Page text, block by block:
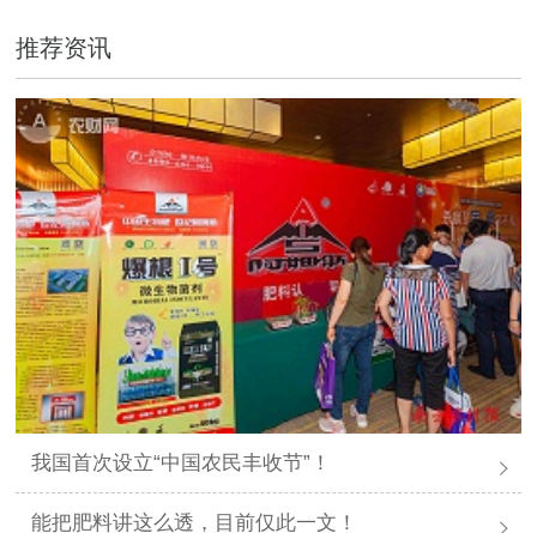
推荐资讯
我国首次设立“中国农民丰收节”！
能把肥料讲这么透，目前仅此一文！